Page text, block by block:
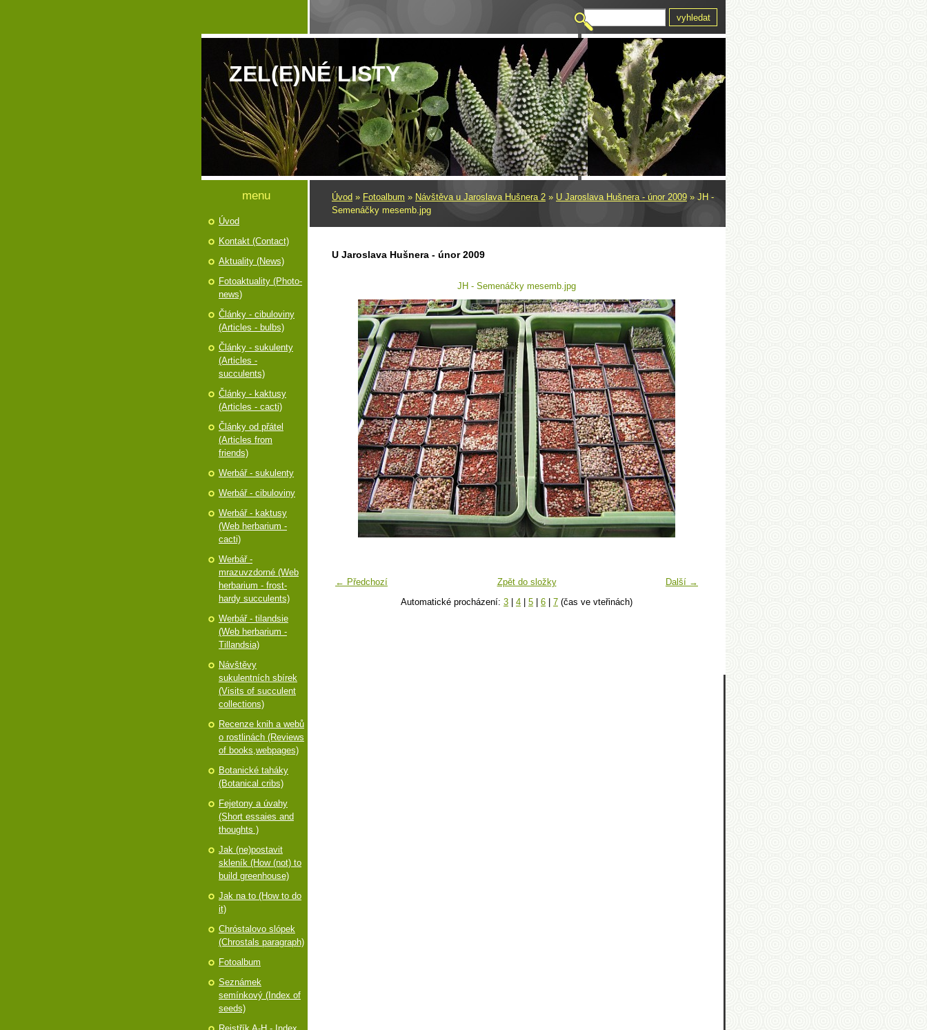
ZEL(E)NÉ LISTY
Úvod » Fotoalbum » Návštěva u Jaroslava Hušnera 2 » U Jaroslava Hušnera - únor 2009 » JH -
Semenáčky mesemb.jpg
U Jaroslava Hušnera - únor 2009
JH - Semenáčky mesemb.jpg
← Předchozí Další →
Zpět do složky
Automatické procházení: 3 4 5 6 7 (čas ve vteřinách)
menu
Úvod
Kontakt (Contact)
Aktuality (News)
Fotoaktuality (Photo-
news)
Články - cibuloviny
(Articles - bulbs)
Články - sukulenty
(Articles -
succulents)
Články - kaktusy
(Articles - cacti)
Články od přátel
(Articles from
friends)
Werbář - sukulenty
Werbář - cibuloviny
Werbář - kaktusy
(Web herbarium -
cacti)
Werbář -
mrazuvzdorné (Web
herbarium - frost-
hardy succulents)
Werbář - tilandsie
(Web herbarium -
Tillandsia)
Návštěvy
sukulentních sbírek
(Visits of succulent
collections)
Recenze knih a webů
o rostlinách (Reviews
of books,webpages)
Botanické taháky
(Botanical cribs)
Fejetony a úvahy
(Short essaies and
thoughts )
Jak (ne)postavit
skleník (How (not) to
build greenhouse)
Jak na to (How to do
it)
Chróstalovo slópek
(Chrostals paragraph)
Fotoalbum
Seznámek
semínkový (Index of
seeds)